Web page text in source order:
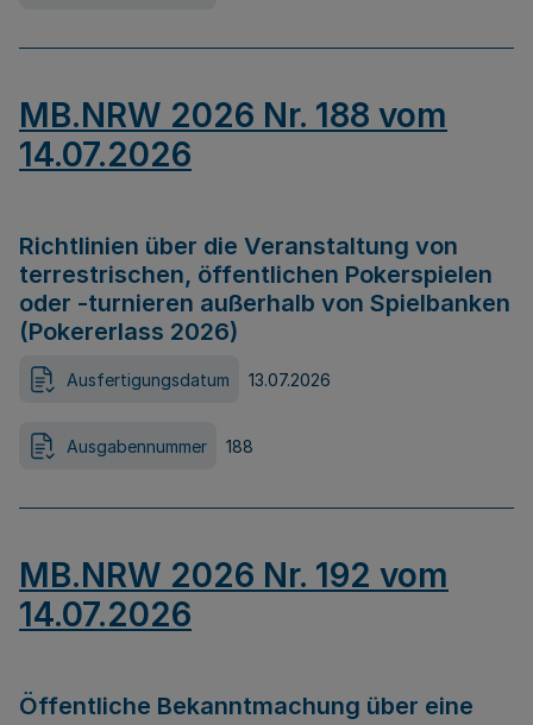
MB.NRW 2026 Nr. 188 vom
14.07.2026
Richtlinien über die Veranstaltung von
terrestrischen, öffentlichen Pokerspielen
oder -turnieren außerhalb von Spielbanken
(Pokererlass 2026)
Ausfertigungsdatum 13.07.2026
Ausgabennummer 188
MB.NRW 2026 Nr. 192 vom
14.07.2026
Öffentliche Bekanntmachung über eine